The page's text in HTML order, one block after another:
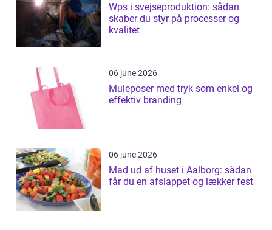
Wps i svejseproduktion: sådan
skaber du styr på processer og
kvalitet
06 june 2026
Muleposer med tryk som enkel og
effektiv branding
06 june 2026
Mad ud af huset i Aalborg: sådan
får du en afslappet og lækker fest